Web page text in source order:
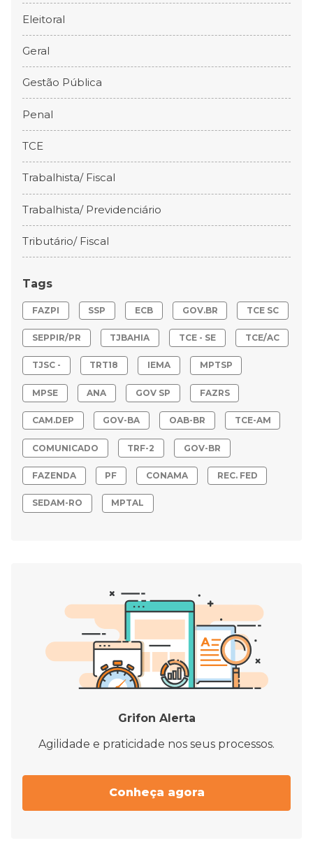
Eleitoral
Geral
Gestão Pública
Penal
TCE
Trabalhista/ Fiscal
Trabalhista/ Previdenciário
Tributário/ Fiscal
Tags
FAZPI SSP ECB GOV.BR TCE SC
SEPPIR/PR TJBAHIA TCE - SE TCE/AC
TJSC - TRT18 IEMA MPTSP
MPSE ANA GOV SP FAZRS
CAM.DEP GOV-BA OAB-BR TCE-AM
COMUNICADO TRF-2 GOV-BR
FAZENDA PF CONAMA REC. FED
SEDAM-RO MPTAL
Grifon Alerta
Agilidade e praticidade nos seus processos.
Conheça agora